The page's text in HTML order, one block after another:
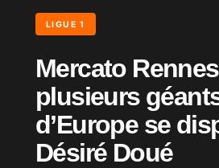
LIGUE 1
Mercato
plusieurs
d’Europe se
Désiré Doué